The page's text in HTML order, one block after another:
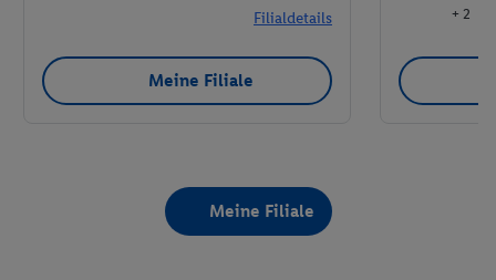
Filialdetails
Meine Filiale
+ 2
Meine Filiale